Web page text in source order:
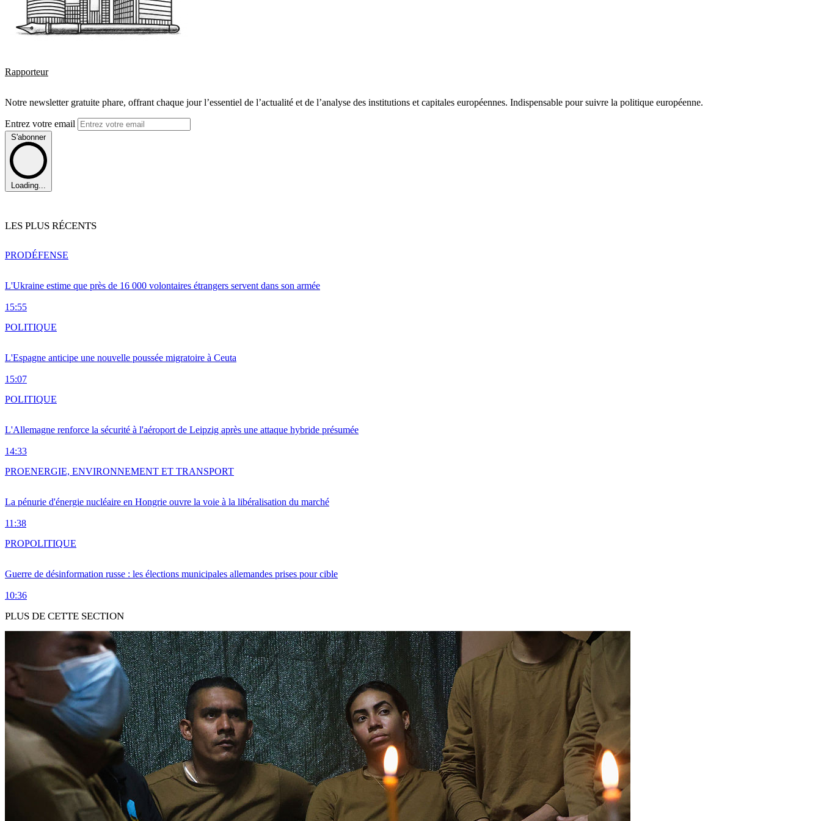
Rapporteur
Notre newsletter gratuite phare, offrant chaque jour l’essentiel de l’actualité et de l’analyse des institutions et capitales européennes. Indispensable pour suivre la politique européenne.
Entrez votre email
S'abonner
Loading...
LES PLUS RÉCENTS
L'Ukraine estime que près de 16 000 volontaires étrangers servent dans son armée
15:55
PRODÉFENSE
L'Espagne anticipe une nouvelle poussée migratoire à Ceuta
15:07
POLITIQUE
L'Allemagne renforce la sécurité à l'aéroport de Leipzig après une attaque hybride présumée
14:33
POLITIQUE
La pénurie d'énergie nucléaire en Hongrie ouvre la voie à la libéralisation du marché
11:38
PROENERGIE, ENVIRONNEMENT ET TRANSPORT
Guerre de désinformation russe : les élections municipales allemandes prises pour cible
10:36
PROPOLITIQUE
PLUS DE CETTE SECTION